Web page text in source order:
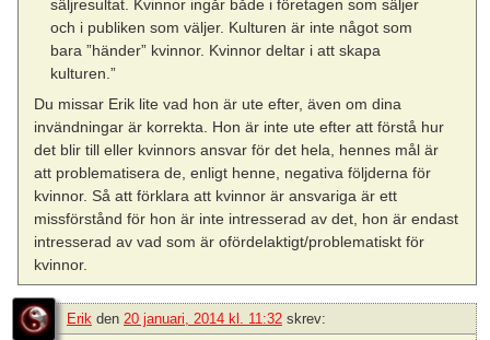
säljresultat. Kvinnor ingår både i företagen som säljer
och i publiken som väljer. Kulturen är inte något som
bara ”händer” kvinnor. Kvinnor deltar i att skapa
kulturen.”
Du missar Erik lite vad hon är ute efter, även om dina
invändningar är korrekta. Hon är inte ute efter att förstå hur
det blir till eller kvinnors ansvar för det hela, hennes mål är
att problematisera de, enligt henne, negativa följderna för
kvinnor. Så att förklara att kvinnor är ansvariga är ett
missförstånd för hon är inte intresserad av det, hon är endast
intresserad av vad som är ofördelaktigt/problematiskt för
kvinnor.
Erik den 20 januari, 2014 kl. 11:32 skrev: